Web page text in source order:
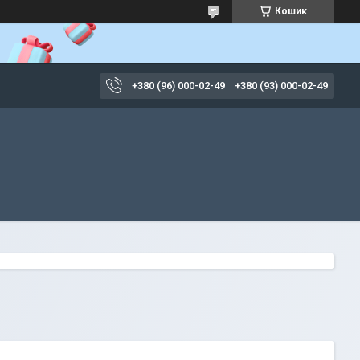
Кошик
+380 (96) 000-02-49 +380 (93) 000-02-49